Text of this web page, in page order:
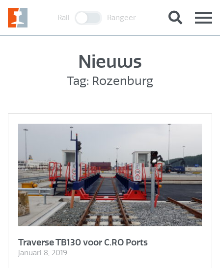
Rail Rangeer
Nieuws
Tag: Rozenburg
Traverse TB130 voor C.RO Ports
januari 8, 2019